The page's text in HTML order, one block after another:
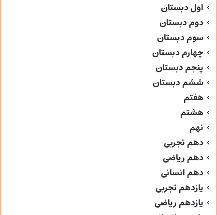
اول دبستان
دوم دبستان
سوم دبستان
چهارم دبستان
پنجم دبستان
ششم دبستان
هفتم
هشتم
نهم
دهم تجربی
دهم ریاضی
دهم انسانی
یازدهم تجربی
یازدهم ریاضی